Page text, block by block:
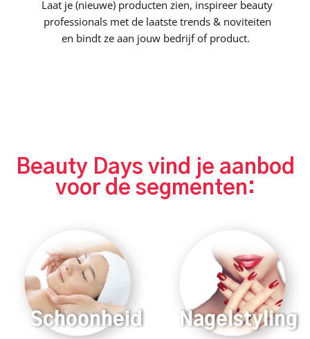
Laat je (nieuwe) producten zien, inspireer beauty
professionals met de laatste trends & noviteiten
en bindt ze aan jouw bedrijf of product.
Beauty Days vind je aanbod
voor de segmenten:
Schoonheid Nagelstyling